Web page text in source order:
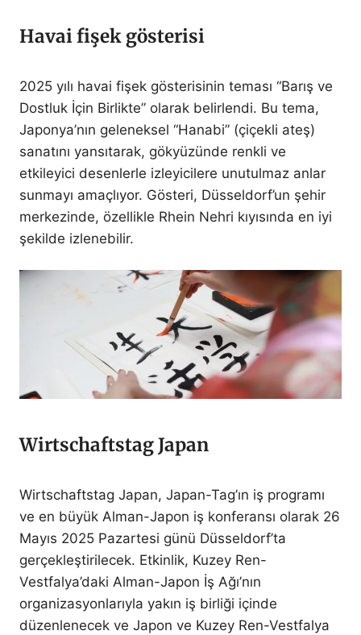
Havai fişek gösterisi
2025 yılı havai fişek gösterisinin teması “Barış ve
Dostluk İçin Birlikte” olarak belirlendi. Bu tema,
Japonya’nın geleneksel “Hanabi” (çiçekli ateş)
sanatını yansıtarak, gökyüzünde renkli ve
etkileyici desenlerle izleyicilere unutulmaz anlar
sunmayı amaçlıyor. Gösteri, Düsseldorf’un şehir
merkezinde, özellikle Rhein Nehri kıyısında en iyi
şekilde izlenebilir.
Wirtschaftstag Japan
Wirtschaftstag Japan, Japan-Tag’ın iş programı
ve en büyük Alman-Japon iş konferansı olarak 26
Mayıs 2025 Pazartesi günü Düsseldorf’ta
gerçekleştirilecek. Etkinlik, Kuzey Ren-
Vestfalya’daki Alman-Japon İş Ağı’nın
organizasyonlarıyla yakın iş birliği içinde
düzenlenecek ve Japon ve Kuzey Ren-Vestfalya